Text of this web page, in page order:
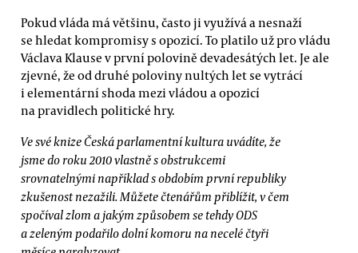
Pokud vláda má většinu, často ji využívá a nesnaží
se hledat kompromisy s opozicí. To platilo už pro vládu
Václava Klause v první polovině devadesátých let. Je ale
zjevné, že od druhé poloviny nultých let se vytrácí
i elementární shoda mezi vládou a opozicí
na pravidlech politické hry.
Ve své knize Česká parlamentní kultura uvádíte, že
jsme do roku 2010 vlastně s obstrukcemi
srovnatelnými například s obdobím první republiky
zkušenost nezažili. Můžete čtenářům přiblížit, v čem
spočíval zlom a jakým způsobem se tehdy ODS
a zeleným podařilo dolní komoru na necelé čtyři